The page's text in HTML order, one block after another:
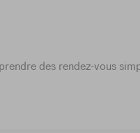
des rendez-vous